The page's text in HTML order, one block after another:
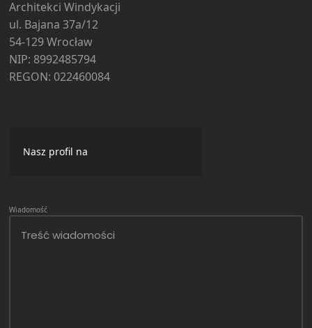
Architekci Windykacji
ul. Bajana 37a/12
54-129 Wrocław
NIP: 8992485794
REGON: 022460084
Nasz profil na
Wiadomość